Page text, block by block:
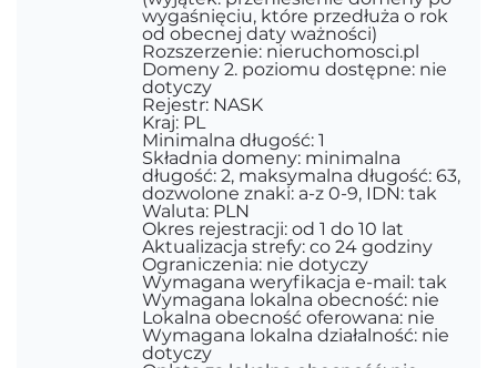
wygaśnięciu, które przedłuża o rok
od obecnej daty ważności)
Rozszerzenie: nieruchomosci.pl
Domeny 2. poziomu dostępne: nie
dotyczy
Rejestr: NASK
Kraj: PL
Minimalna długość: 1
Składnia domeny: minimalna
długość: 2, maksymalna długość: 63,
dozwolone znaki: a-z 0-9, IDN: tak
Waluta: PLN
Okres rejestracji: od 1 do 10 lat
Aktualizacja strefy: co 24 godziny
Ograniczenia: nie dotyczy
Wymagana weryfikacja e-mail: tak
Wymagana lokalna obecność: nie
Lokalna obecność oferowana: nie
Wymagana lokalna działalność: nie
dotyczy